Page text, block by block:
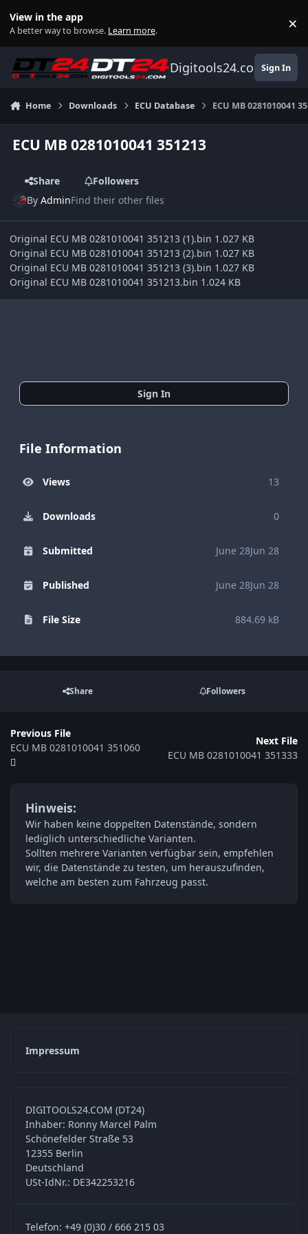
View in the app
A better way to browse. Learn more. ×
Digitools24.comSign In
Home Downloads ECU Database ECU MB 0281010041
ECU MB 0281010041 351213
Share
Followers
ByAdminFind their other files
Original ECU MB 0281010041 351213 (1).bin 1.027 KB
Original ECU MB 0281010041 351213 (2).bin 1.027 KB
Original ECU MB 0281010041 351213 (3).bin 1.027 KB
Original ECU MB 0281010041 351213.bin 1.024 KB
Sign In
File Information
Views 13
Downloads 0
Submitted June 28Jun 28
Published June 28Jun 28
File Size 884.69 kB
Share Followers
Previous File
ECU MB 0281010041 351060
Next File
ECU MB 0281010041 351333
Hinweis:
Wir haben keine doppelten Datenstände, sondern
lediglich unterschiedliche Varianten.
Sollten mehrere Varianten verfügbar sein, empfehlen
wir, die Datenstände zu testen, um herauszufinden,
welche am besten zum Fahrzeug passt.
Impressum
DIGITOOLS24.COM (DT24)
Inhaber: Ronny Marcel Palm
Schönefelder Straße 53
12355 Berlin
Deutschland
USt-IdNr.: DE342253216
Telefon: +49 (0)30 / 666 215 03